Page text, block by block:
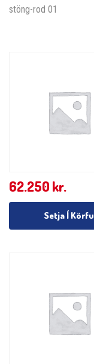
stöng-rod 01
62.250 kr.
Setja Í Körfu